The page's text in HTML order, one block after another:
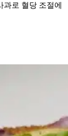
로 혈당 조절에